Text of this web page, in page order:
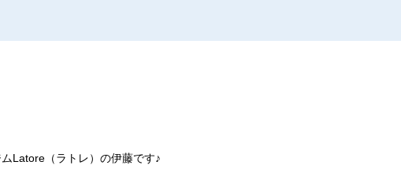
Latore（ラトレ）の伊藤です♪